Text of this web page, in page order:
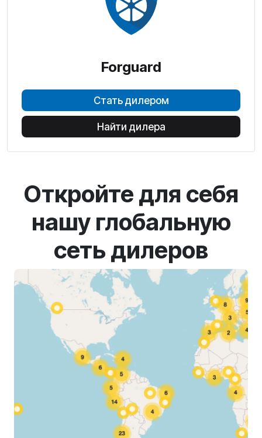
Forguard
Стать дилером
Найти дилера
Откройте для себя
нашу глобальную
сеть дилеров